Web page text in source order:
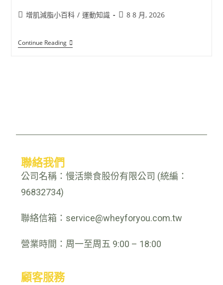
增肌減脂小百科 / 運動知識 8 8 月, 2026
Continue Reading
聯絡我們
公司名稱：慢活樂食股份有限公司 (統編：
96832734)
聯絡信箱：service@wheyforyou.com.tw
營業時間：周一至周五 9:00 – 18:00
顧客服務